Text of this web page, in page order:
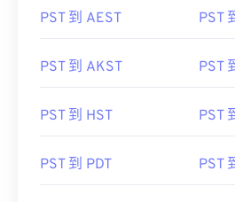
PST 到 AEST PST
PST 到 AKST PST
PST 到 HST PST
PST 到 PDT PST